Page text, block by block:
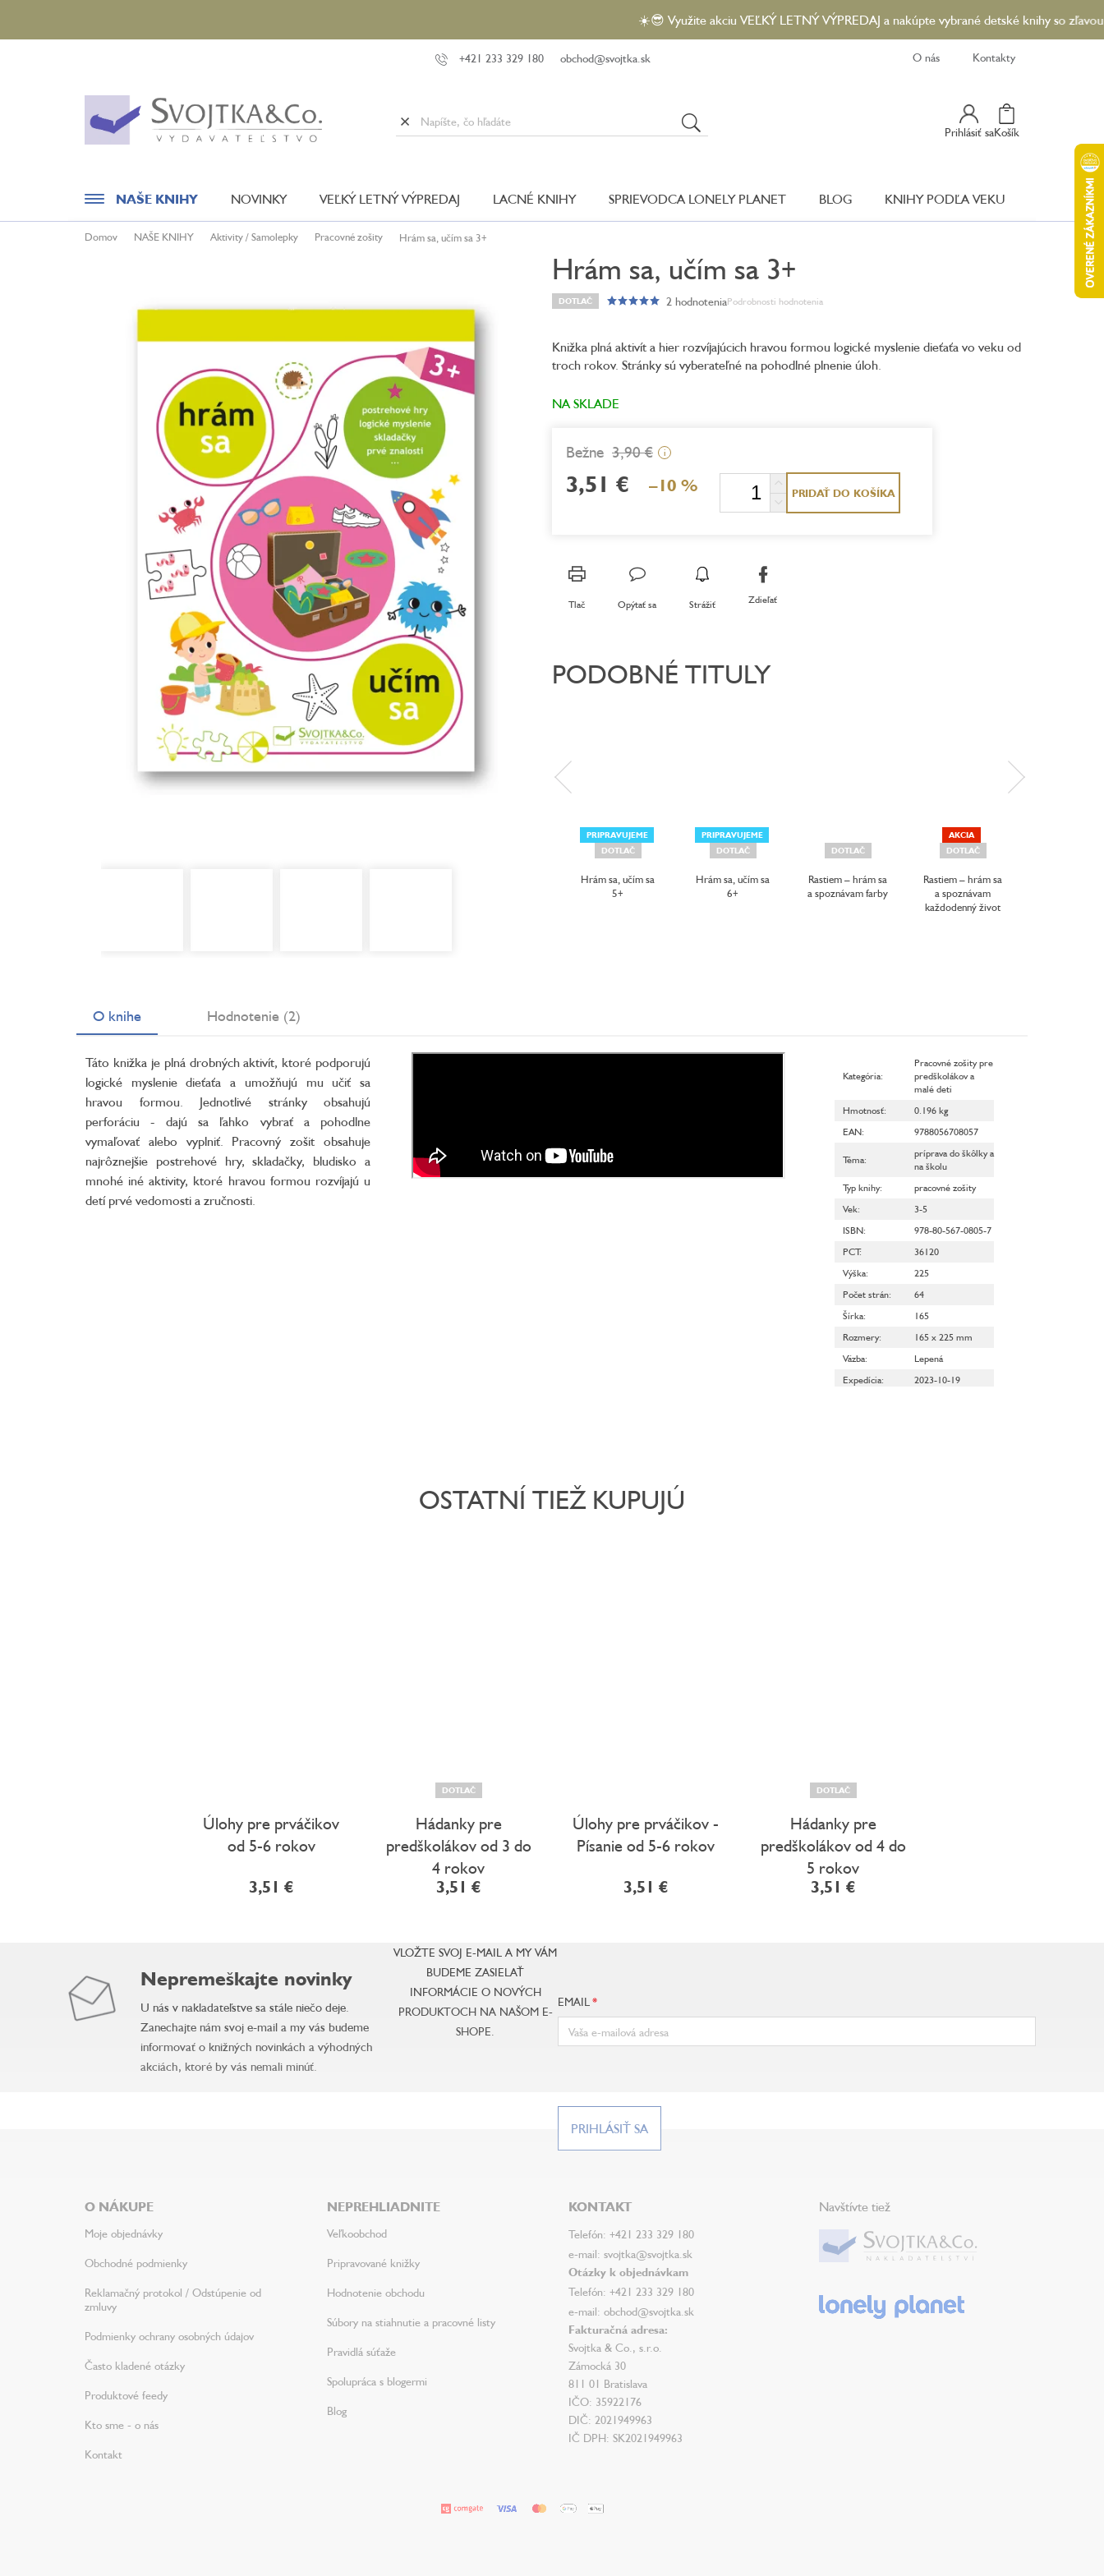
obsah
☀️😎 Využite akciu VEĽKÝ LETNÝ VÝPREDAJ a nakúpte vybrané detské knihy so zľavou až 90
+421 233 329 180 obchod@svojtka.sk O nás Kontakty
Prihlásiť sa
Nákupný
Košík
NAŠE KNIHY
Aktivity / Samolepky
Rozprávky a príbehy
NOVINKY VEĽKÝ LETNÝ VÝPREDAJ LACNÉ KNIHY SPRIEVODCA LONELY PLANET BLOG KNIHY PODĽA VEKU
Domov NAŠE KNIHY Aktivity / Samolepky Pracovné zošity Hrám sa, učím sa 3+
Hrám sa, učím sa 3+
Podrobnosti hodnotenia
DOTLAČ
Priemerné
je
5,0
2 hodnotenia
Knižka plná aktivít a hier rozvíjajúcich hravou formou logické myslenie dieťaťa vo veku od
troch rokov. Stránky sú vyberateľné na pohodlné plnenie úloh.
NA SKLADE
3,90 € i
3,51 € –10 % PRIDAŤ DO KOŠÍKA
Tlač Opýtať sa Strážiť Zdieľať
PODOBNÉ TITULY
PRIPRAVUJEME
DOTLAČ
Hrám sa, učím sa
5+
PRIPRAVUJEME
DOTLAČ
Hrám sa, učím sa
6+
DOTLAČ
Rastiem – hrám sa
a spoznávam farby
AKCIA
DOTLAČ
Rastiem – hrám sa
a spoznávam
každodenný život
O knihe Hodnotenie (2)
Táto knižka je plná drobných aktivít, ktoré podporujú
logické myslenie dieťaťa a umožňujú mu učiť sa
hravou formou. Jednotlivé stránky obsahujú
perforáciu - dajú sa ľahko vybrať a pohodlne
vymaľovať alebo vyplniť. Pracovný zošit obsahuje
najrôznejšie postrehové hry, skladačky, bludisko a
mnohé iné aktivity, ktoré hravou formou rozvíjajú u
detí prvé vedomosti a zručnosti.
Kategória:
Pracovné zošity pre
predškolákov a
malé deti
Hmotnosť:
0.196 kg
EAN: 9788056708057
Téma:
príprava do škôlky a
na školu
Typ knihy:
pracovné zošity
Vek:
3-5
ISBN:
978-80-567-0805-7
PCT:
36120
Výška:
225
Počet strán:
64
Šírka:
165
Rozmery:
165 x 225 mm
Väzba:
Lepená
Expedícia: 2023-10-19
OSTATNÍ TIEŽ KUPUJÚ
Úlohy pre prváčikov
od 5-6 rokov
3,51 €
DOTLAČ
Hádanky pre
predškolákov od 3 do
4 rokov
3,51 €
Úlohy pre prváčikov -
Písanie od 5-6 rokov
3,51 €
DOTLAČ
Hádanky pre
predškolákov od 4 do
5 rokov
3,51 €
Nepremeškajte novinky
U nás v nakladateľstve sa stále niečo deje.
Zanechajte nám svoj e-mail a my vás budeme
informovať o knižných novinkách a výhodných
akciách, ktoré by vás nemali minúť.
VLOŽTE SVOJ E-MAIL A MY VÁM
BUDEME ZASIELAŤ
INFORMÁCIE O NOVÝCH
PRODUKTOCH NA NAŠOM E-
SHOPE.
EMAIL
PRIHLÁSIŤ SA
O NÁKUPE
Moje objednávky
Obchodné podmienky
Reklamačný protokol / Odstúpenie od
zmluvy
Podmienky ochrany osobných údajov
Často kladené otázky
Produktové feedy
Kto sme - o nás
Kontakt
NEPREHLIADNITE
Veľkoobchod
Pripravované knižky
Hodnotenie obchodu
Súbory na stiahnutie a pracovné listy
Pravidlá súťaže
Spolupráca s blogermi
Blog
KONTAKT
Telefón: +421 233 329 180
e-mail: svojtka@svojtka.sk
Otázky k objednávkam
Telefón: +421 233 329 180
e-mail: obchod@svojtka.sk
Fakturačná adresa:
Svojtka & Co., s.r.o.
Zámocká 30
811 01 Bratislava
IČO: 35922176
DIČ: 2021949963
IČ DPH: SK2021949963
Navštívte tiež